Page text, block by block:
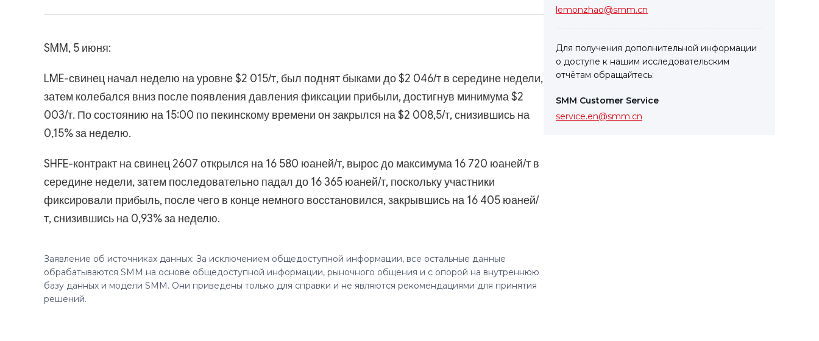
SMM, 5 июня:
LME-свинец начал неделю на уровне $2 015/т, был поднят быками до $2 046/т в середине недели,
затем колебался вниз после появления давления фиксации прибыли, достигнув минимума $2
003/т. По состоянию на 15:00 по пекинскому времени он закрылся на $2 008,5/т, снизившись на
0,15% за неделю.
SHFE-контракт на свинец 2607 открылся на 16 580 юаней/т, вырос до максимума 16 720 юаней/т в
середине недели, затем последовательно падал до 16 365 юаней/т, поскольку участники
фиксировали прибыль, после чего в конце немного восстановился, закрывшись на 16 405 юаней/
т, снизившись на 0,93% за неделю.
Заявление об источниках данных: За исключением общедоступной информации, все остальные данные
обрабатываются SMM на основе общедоступной информации, рыночного общения и с опорой на внутреннюю
базу данных и модели SMM. Они приведены только для справки и не являются рекомендациями для принятия
решений.
lemonzhao@smm.cn
Для получения дополнительной информации
о доступе к нашим исследовательским
отчётам обращайтесь:
SMM Customer Service
service.en@smm.cn